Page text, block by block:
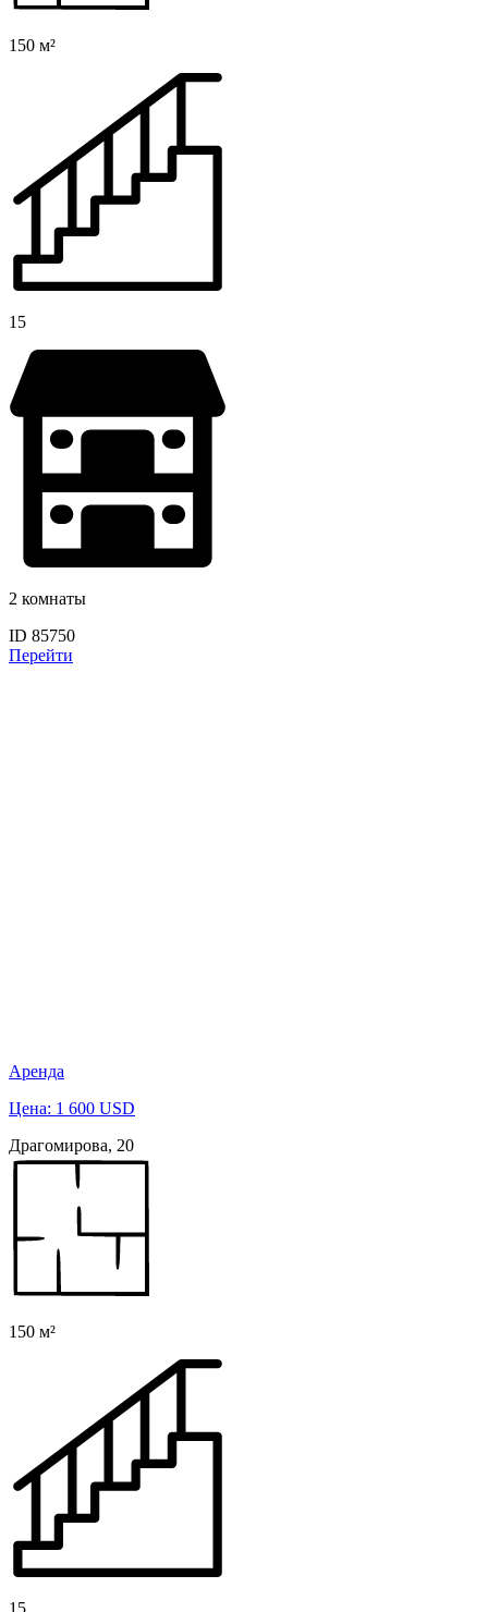
150 м²
15
2 комнаты
ID 85750
Перейти
Аренда
Цена: 1 600 USD
Драгомирова, 20
150 м²